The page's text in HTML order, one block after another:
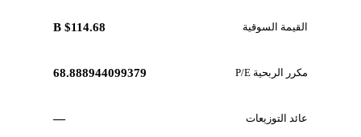
القيمة السوقية $114.68 B
مكرر الربحية P/E 68.888944099379
عائد التوزيعات —